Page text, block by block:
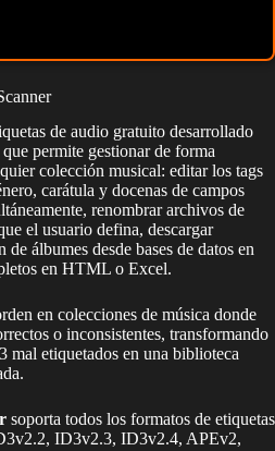
de audio gratuito desarrollado
permite gestionar de forma
colección musical: editar los tags
carátula y docenas de campos
renombrar archivos de
el usuario defina, descargar
álbumes desde bases de datos en
en HTML o Excel.
en colecciones de música donde
o inconsistentes, transformando
mal etiquetados en una biblioteca
soporta todos los formatos de etiquetas
ID3v2.3, ID3v2.4, APEv2,